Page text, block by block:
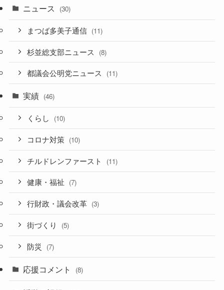
ニュース (30)
まつば多美子通信 (11)
杉並総支部ニュース (8)
都議会公明党ニュース (11)
実績 (46)
くらし (10)
コロナ対策 (10)
チルドレンファースト (11)
健康・福祉 (7)
行財政・議会改革 (3)
街づくり (5)
防災 (7)
応援コメント (8)